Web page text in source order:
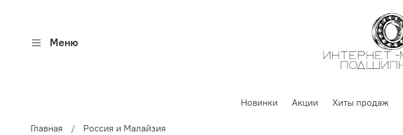
Меню
Новинки Акции Хиты продаж
Главная Россия и Малайзия